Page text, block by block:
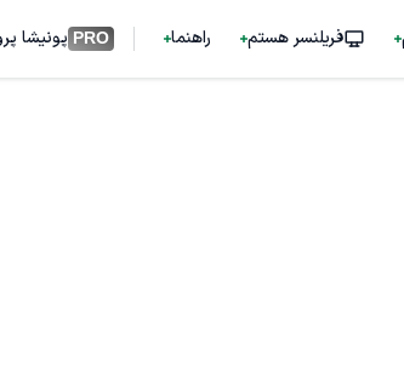
فریلنسر هستم راهنما PRO پونیشا